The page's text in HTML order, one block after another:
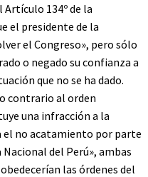
Artículo 134º de la
el presidente de la
el Congreso», pero sólo
o negado su confianza a
que no se ha dado.
contrario al orden
una infracción a la
no acatamiento por parte
del Perú», ambas
las órdenes del